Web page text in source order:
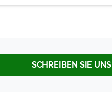
SCHREIBEN SIE UNS